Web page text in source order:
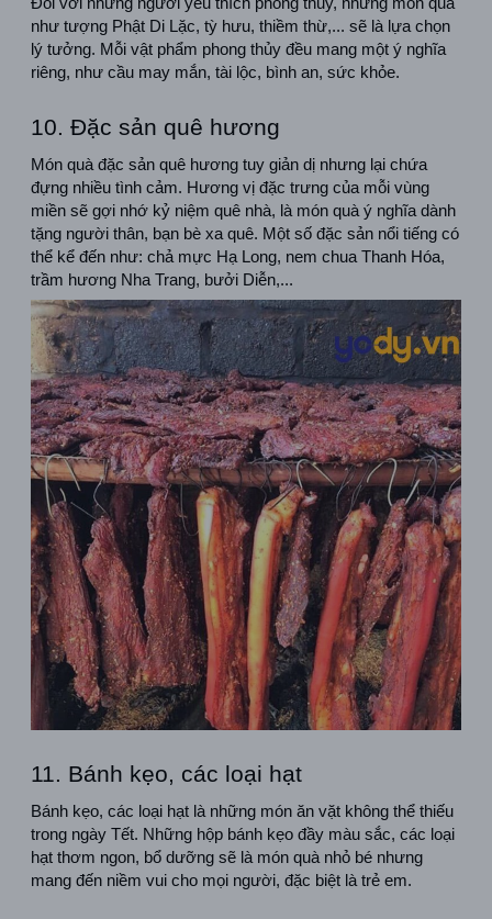
như tượng Phật Di Lặc, tỳ hưu, thiềm thừ,... sẽ là lựa chọn
lý tưởng. Mỗi vật phẩm phong thủy đều mang một ý nghĩa
riêng, như cầu may mắn, tài lộc, bình an, sức khỏe.
10. Đặc sản quê hương
Món quà đặc sản quê hương tuy giản dị nhưng lại chứa
đựng nhiều tình cảm. Hương vị đặc trưng của mỗi vùng
miền sẽ gợi nhớ kỷ niệm quê nhà, là món quà ý nghĩa dành
tặng người thân, bạn bè xa quê. Một số đặc sản nổi tiếng có
thể kể đến như: chả mực Hạ Long, nem chua Thanh Hóa,
trầm hương Nha Trang, bưởi Diễn,...
11. Bánh kẹo, các loại hạt
Bánh kẹo, các loại hạt là những món ăn vặt không thể thiếu
trong ngày Tết. Những hộp bánh kẹo đầy màu sắc, các loại
hạt thơm ngon, bổ dưỡng sẽ là món quà nhỏ bé nhưng
mang đến niềm vui cho mọi người, đặc biệt là trẻ em.